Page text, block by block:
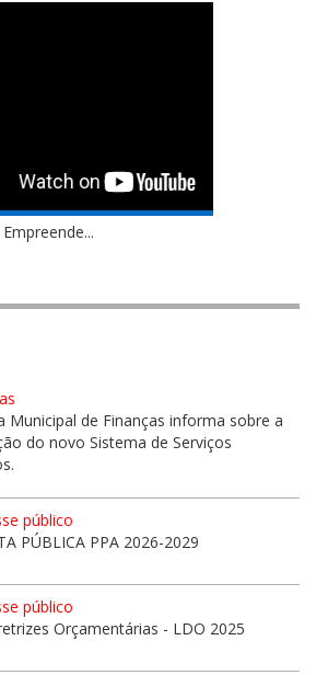
Municipal de Finanças informa sobre a
do novo Sistema de Serviços
público
PÚBLICA PPA 2026-2029
público
Orçamentárias - LDO 2025